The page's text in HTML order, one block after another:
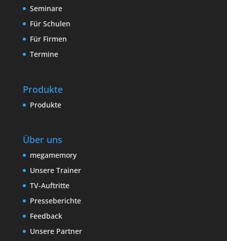
Seminare
Für Schulen
Für Firmen
Termine
Produkte
Produkte
Über uns
megamemory
Unsere Trainer
TV-Auftritte
Presseberichte
Feedback
Unsere Partner